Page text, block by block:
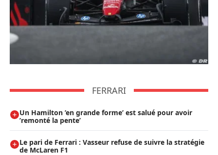
FERRARI
Un Hamilton ’en grande forme’ est salué pour avoir
’remonté la pente’
Le pari de Ferrari : Vasseur refuse de suivre la stratégie
de McLaren F1